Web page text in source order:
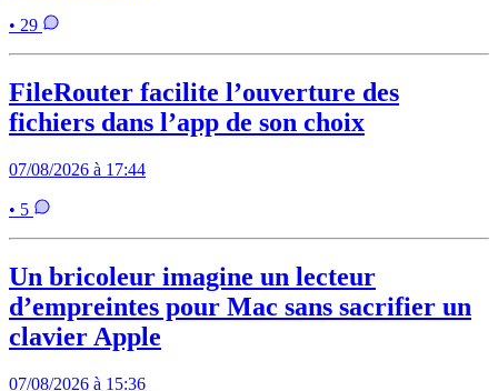
• 29
FileRouter facilite l’ouverture des
fichiers dans l’app de son choix
07/08/2026 à 17:44
• 5
Un bricoleur imagine un lecteur
d’empreintes pour Mac sans sacrifier un
clavier Apple
07/08/2026 à 15:36